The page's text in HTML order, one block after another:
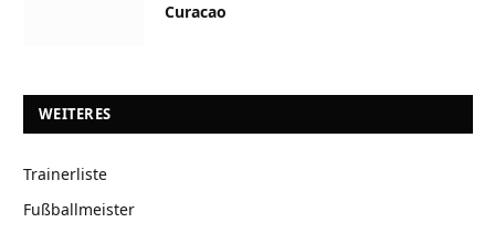
Curacao
WEITERES
Trainerliste
Fußballmeister